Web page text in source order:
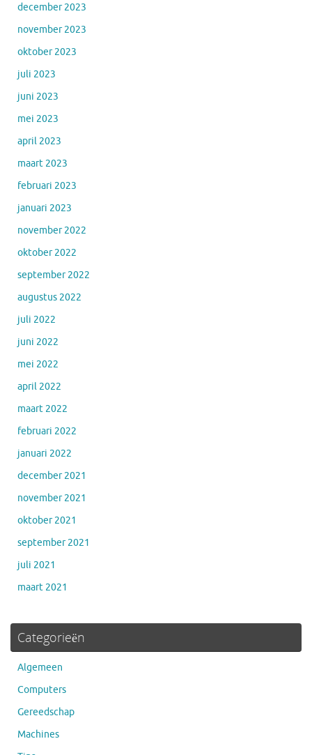
december 2023
november 2023
oktober 2023
juli 2023
juni 2023
mei 2023
april 2023
maart 2023
februari 2023
januari 2023
november 2022
oktober 2022
september 2022
augustus 2022
juli 2022
juni 2022
mei 2022
april 2022
maart 2022
februari 2022
januari 2022
december 2021
november 2021
oktober 2021
september 2021
juli 2021
maart 2021
Categorieën
Algemeen
Computers
Gereedschap
Machines